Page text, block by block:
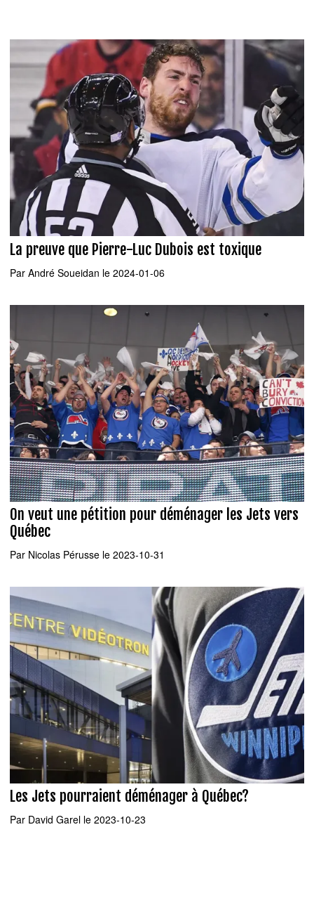
La preuve que Pierre-Luc Dubois est toxique
Par André Soueidan le 2024-01-06
On veut une pétition pour déménager les Jets vers
Québec
Par Nicolas Pérusse le 2023-10-31
Les Jets pourraient déménager à Québec?
Par David Garel le 2023-10-23